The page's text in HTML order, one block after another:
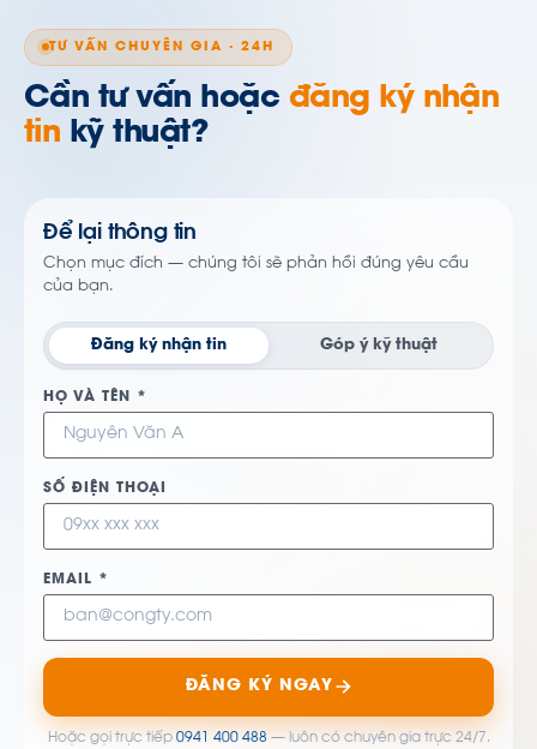
TƯ VẤN CHUYÊN GIA · 24H
Cần tư vấn hoặc đăng ký nhận
tin kỹ thuật?
Để lại thông tin
Chọn mục đích — chúng tôi sẽ phản hồi đúng yêu cầu
của bạn.
Đăng ký nhận tin Góp ý kỹ thuật
HỌ VÀ TÊN *
SỐ ĐIỆN THOẠI
EMAIL *
ĐĂNG KÝ NGAY
Hoặc gọi trực tiếp 0941 400 488— luôn có chuyên gia trực 24/7.